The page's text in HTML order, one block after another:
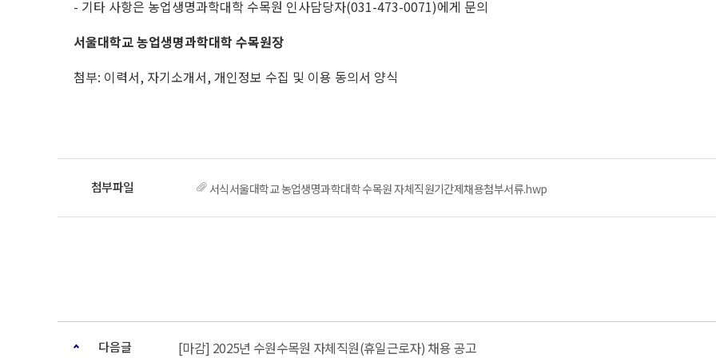
- 기타 사항은 농업생명과학대학 수목원 인사담당자(031-473-0071)에게 문의
서울대학교 농업생명과학대학 수목원장
첨부: 이력서, 자기소개서, 개인정보 수집 및 이용 동의서 양식
서식서울대학교 농업생명과학대학 수목원 자체직원기간제채용첨부서류.hwp
다음글 [마감] 2025년 수원수목원 자체직원(휴일근로자) 채용 공고